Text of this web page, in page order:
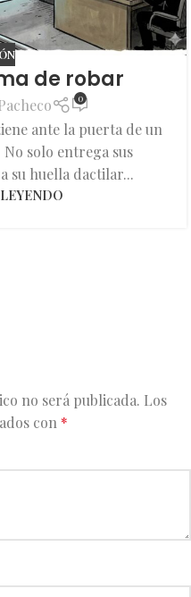
de robar
0
ante la puerta de un
solo entrega sus
su huella dactilar...
no será publicada. Los
con *